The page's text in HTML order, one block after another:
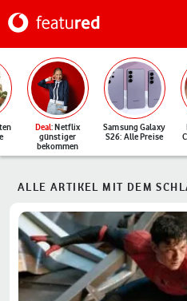
Deal: Netflix
günstiger
bekommen
Samsung Galaxy
S26: Alle Preise
ALLE ARTIKEL MIT DEM